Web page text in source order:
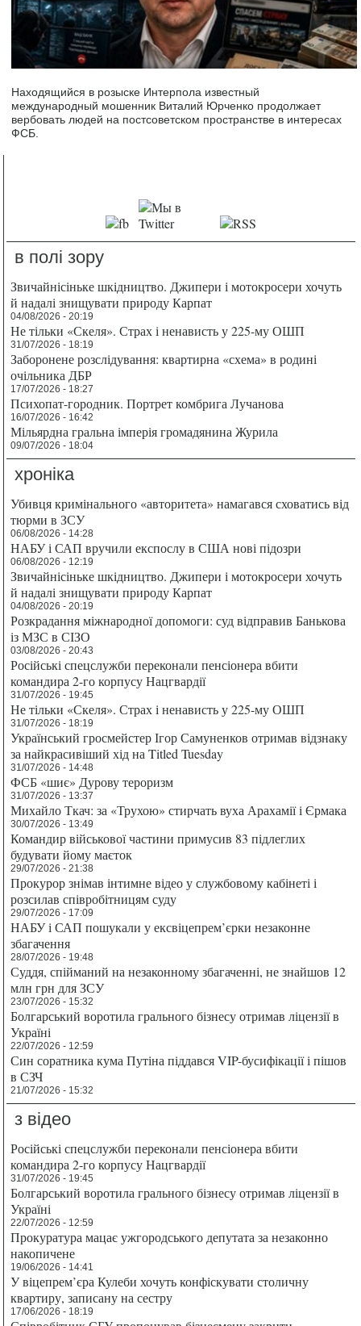
Находящийся в розыске Интерпола известный
международный мошенник Виталий Юрченко продолжает
вербовать людей на постсоветском пространстве в интересах
ФСБ.
в полі зору
Звичайнісіньке шкідництво. Джипери і мотокросери хочуть
й надалі знищувати природу Карпат
04/08/2026 - 20:19
Не тільки «Скеля». Страх і ненависть у 225-му ОШП
31/07/2026 - 18:19
Заборонене розслідування: квартирна «схема» в родині
очільника ДБР
17/07/2026 - 18:27
Психопат-городник. Портрет комбрига Лучанова
16/07/2026 - 16:42
Мільярдна гральна імперія громадянина Журила
09/07/2026 - 18:04
хроніка
Убивця кримінального «авторитета» намагався сховатись від
тюрми в ЗСУ
06/08/2026 - 14:28
НАБУ і САП вручили експослу в США нові підозри
06/08/2026 - 12:19
Звичайнісіньке шкідництво. Джипери і мотокросери хочуть
й надалі знищувати природу Карпат
04/08/2026 - 20:19
Розкрадання міжнародної допомоги: суд відправив Банькова
із МЗС в СІЗО
03/08/2026 - 20:43
Російські спецслужби переконали пенсіонера вбити
командира 2-го корпусу Нацгвардії
31/07/2026 - 19:45
Не тільки «Скеля». Страх і ненависть у 225-му ОШП
31/07/2026 - 18:19
Український гросмейстер Ігор Самуненков отримав відзнаку
за найкрасивіший хід на Titled Tuesday
31/07/2026 - 14:48
ФСБ «шиє» Дурову тероризм
31/07/2026 - 13:37
Михайло Ткач: за «Трухою» стирчать вуха Арахамії і Єрмака
30/07/2026 - 13:49
Командир військової частини примусив 83 підлеглих
будувати йому маєток
29/07/2026 - 21:38
Прокурор знімав інтимне відео у службовому кабінеті і
розсилав співробітницям суду
29/07/2026 - 17:09
НАБУ і САП пошукали у ексвіцепрем’єрки незаконне
збагачення
28/07/2026 - 19:48
Суддя, спійманий на незаконному збагаченні, не знайшов 12
млн грн для ЗСУ
23/07/2026 - 15:32
Болгарський воротила грального бізнесу отримав ліцензії в
Україні
22/07/2026 - 12:59
Син соратника кума Путіна піддався VIP-бусифікації і пішов
в СЗЧ
21/07/2026 - 15:32
з відео
Російські спецслужби переконали пенсіонера вбити
командира 2-го корпусу Нацгвардії
31/07/2026 - 19:45
Болгарський воротила грального бізнесу отримав ліцензії в
Україні
22/07/2026 - 12:59
Прокуратура мацає ужгородського депутата за незаконно
накопичене
19/06/2026 - 14:41
У віцепрем’єра Кулеби хочуть конфіскувати столичну
квартиру, записану на сестру
17/06/2026 - 18:19